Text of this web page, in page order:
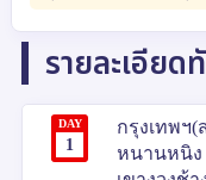
รายละเอียด
DAY
1
กรุงเทพฯ
หนานหนิง